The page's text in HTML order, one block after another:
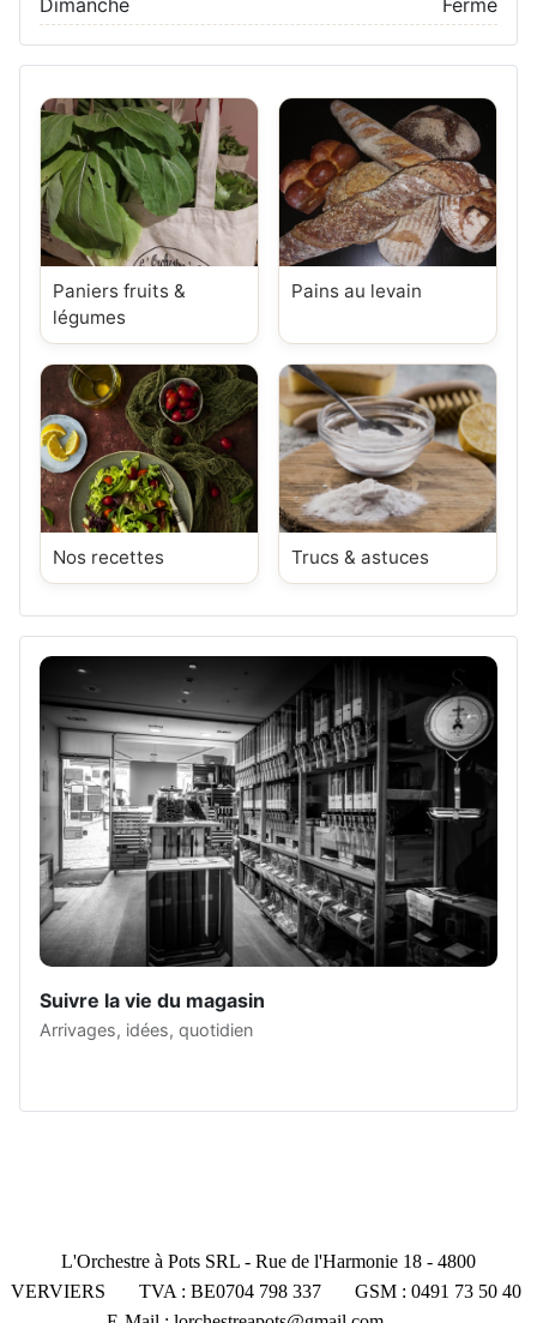
Dimanche
Fermé
Paniers fruits &
légumes
Pains au levain
Nos recettes Trucs & astuces
Suivre la vie du magasin
Arrivages, idées, quotidien
L'Orchestre à Pots SRL - Rue de l'Harmonie 18 - 4800
VERVIERS TVA : BE0704 798 337 GSM : 0491 73 50 40